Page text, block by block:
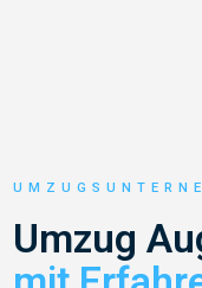
Umzug